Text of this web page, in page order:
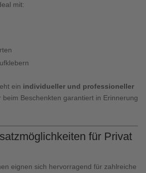
mit:
ein individueller und professioneller
beim Beschenkten garantiert in Erinnerung
für Privat
eignen sich hervorragend für zahlreiche